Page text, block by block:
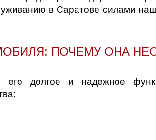
в Саратове силами
ПОЧЕМУ ОНА
его долгое и надежное